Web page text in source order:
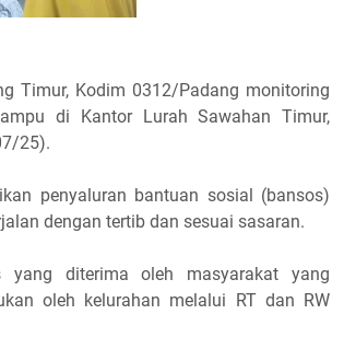
Timur, Kodim 0312/Padang monitoring
di Kantor Lurah Sawahan Timur,
25).
penyaluran bantuan sosial (bansos)
dengan tertib dan sesuai sasaran.
yang diterima oleh masyarakat yang
oleh kelurahan melalui RT dan RW